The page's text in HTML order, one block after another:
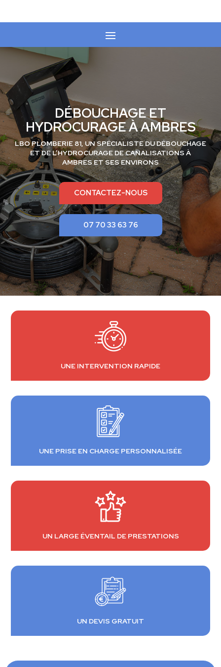
DÉBOUCHAGE ET
HYDROCURAGE À AMBRES
LBO PLOMBERIE 81, UN SPÉCIALISTE DUDÉBOUCHAGE
ET DE L’HYDROCURAGE DE CANALISATIONS À
AMBRESET SES ENVIRONS
CONTACTEZ-NOUS
07 70 33 63 76
UNE INTERVENTION RAPIDE
UNE PRISE EN CHARGE PERSONNALISÉE
UN LARGE ÉVENTAIL DE PRESTATIONS
UN DEVIS GRATUIT